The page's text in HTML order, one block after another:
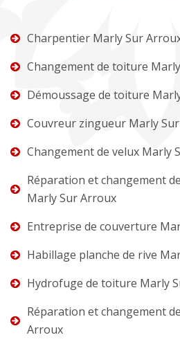
Charpentier Marly Sur
Changement de toiture
Démoussage de toiture
Couvreur zingueur Marly
Changement de velux Marly
Réparation et changement
Marly Sur Arroux
Entreprise de couverture
Habillage planche de rive
Hydrofuge de toiture Marly
Réparation et changement
Arroux